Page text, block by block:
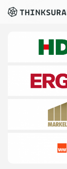
Demo
Plattform